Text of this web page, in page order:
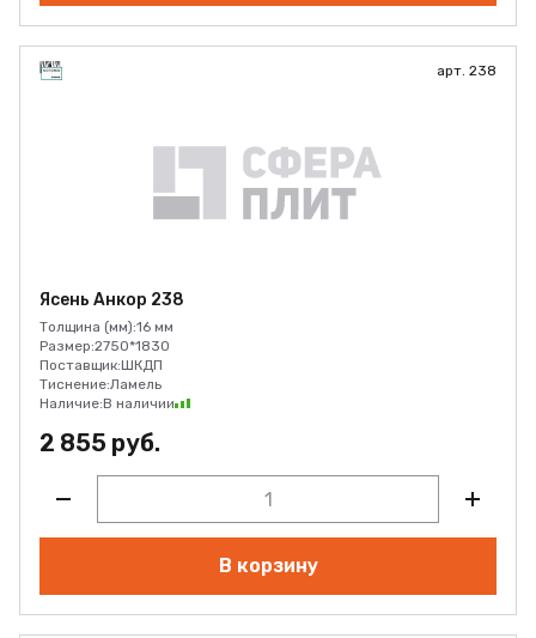
арт. 238
Ясень Анкор 238
Толщина (мм):16 мм
Размер:2750*1830
Поставщик:ШКДП
Тиснение:Ламель
Наличие:В наличии
2 855 руб.
В корзину